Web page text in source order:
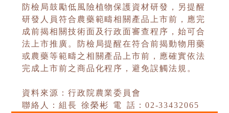
防檢局鼓勵低風險植物保護資材研發，另提醒
研發人員符合農藥範疇相關產品上市前，應完
成前揭相關技術面及行政面審查程序，始可合
法上市推廣。防檢局提醒在符合前揭動物用藥
或農藥等範疇之相關產品上市前，應確實依法
完成上市前之商品化程序，避免誤觸法規。
資料來源：行政院農業委員會
聯絡人：組長 徐榮彬 電 話：02-33432065